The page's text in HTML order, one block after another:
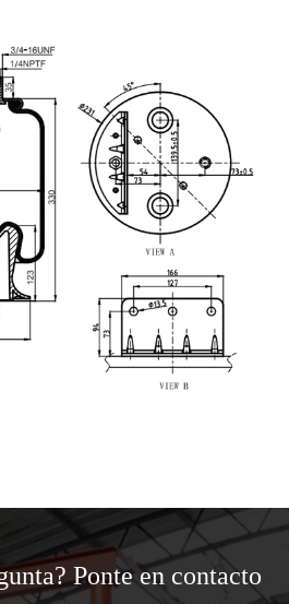
Ponte en contacto